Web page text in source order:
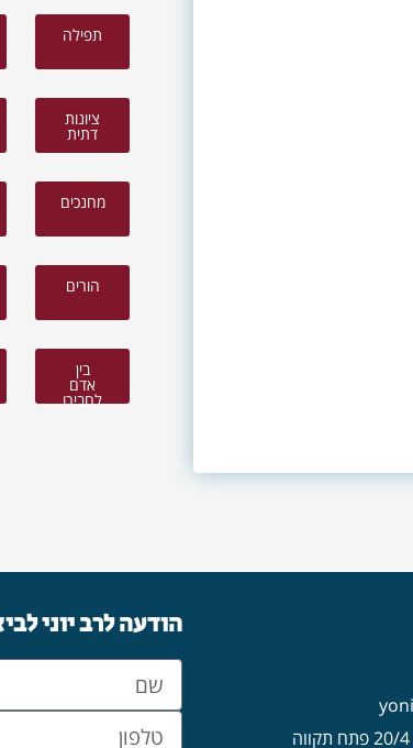
תפילה
ציונות
דתית
מחנכים
הורים
בין
אדם
לחבירו
הודעה לרב יוני